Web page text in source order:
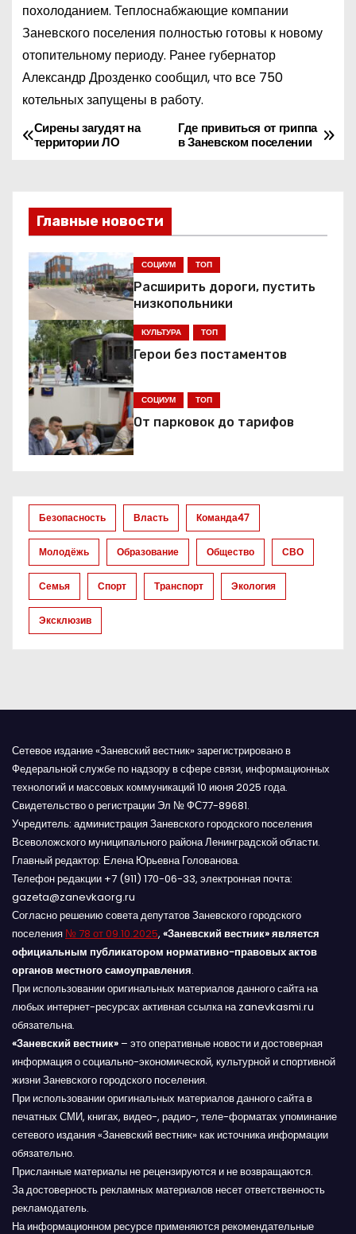
похолоданием. Теплоснабжающие компании
Заневского поселения полностью готовы к новому
отопительному периоду. Ранее губернатор
Александр Дрозденко сообщил, что все 750
котельных запущены в работу.
Н
в
и
г
а
ц
и
я
п
з
а
п
и
с
м
Где привиться от гриппа
в Заневском поселении
Сирены загудят на
территории ЛО
Главные новости
СОЦИУМ ТОП
Расширить дороги, пустить
низкопольники
КУЛЬТУРА ТОП
Герои без постаментов
СОЦИУМ ТОП
От парковок до тарифов
Безопасность Власть Команда47
Молодёжь Образование Общество СВО
Семья Спорт Транспорт Экология
Эксклюзив
Сетевое издание «Заневский вестник» зарегистрировано в
Федеральной службе по надзору в сфере связи, информационных
технологий и массовых коммуникаций 10 июня 2025 года.
Свидетельство о регистрации Эл № ФС77-89681.
Учредитель: администрация Заневского городского поселения
Всеволожского муниципального района Ленинградской области.
Главный редактор: Елена Юрьевна Голованова.
Телефон редакции +7 (911) 170-06-33, электронная почта:
gazeta@zanevkaorg.ru
Согласно решению совета депутатов Заневского городского
поселения № 78 от 09.10.2025, «Заневский вестник» является
официальным публикатором нормативно-правовых актов
органов местного самоуправления.
При использовании оригинальных материалов данного сайта на
любых интернет-ресурсах активная ссылка на zanevkasmi.ru
обязательна.
«Заневский вестник» – это оперативные новости и достоверная
информация о социально-экономической, культурной и спортивной
жизни Заневского городского поселения.
При использовании оригинальных материалов данного сайта в
печатных СМИ, книгах, видео-, радио-, теле-форматах упоминание
сетевого издания «Заневский вестник» как источника информации
обязательно.
Присланные материалы не рецензируются и не возвращаются.
За достоверность рекламных материалов несет ответственность
рекламодатель.
На информационном ресурсе применяются рекомендательные